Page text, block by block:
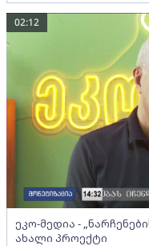
ეკო-მედია -
ახალი პროექტი
02:12